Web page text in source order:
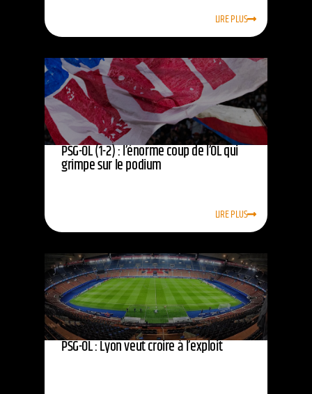
LIRE PLUS
PSG-OL (1-2) : l’énorme coup de l’OL qui
grimpe sur le podium
LIRE PLUS
PSG-OL : Lyon veut croire à l’exploit